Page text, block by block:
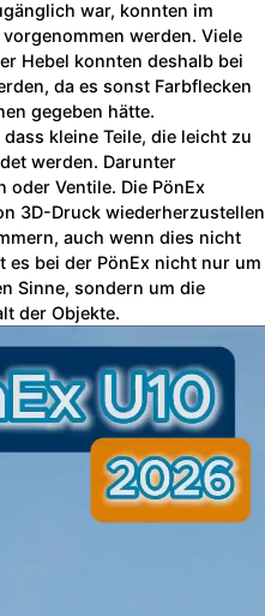
war, konnten im
werden. Viele
Hebel konnten deshalb bei
da es sonst Farbflecken
gegeben hätte.
kleine Teile, die leicht zu
werden. Darunter
oder Ventile. Die PönEx
3D-Druck wiederherzustellen
auch wenn dies nicht
bei der PönEx nicht nur um
Sinne, sondern um die
der Objekte.